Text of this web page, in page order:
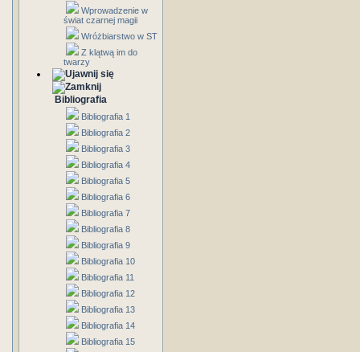
Wprowadzenie w
świat czarnej magii
Wróżbiarstwo w ST
Z klątwą im do
twarzy
Bibliografia
Bibliografia 1
Bibliografia 2
Bibliografia 3
Bibliografia 4
Bibliografia 5
Bibliografia 6
Bibliografia 7
Bibliografia 8
Bibliografia 9
Bibliografia 10
Bibliografia 11
Bibliografia 12
Bibliografia 13
Bibliografia 14
Bibliografia 15